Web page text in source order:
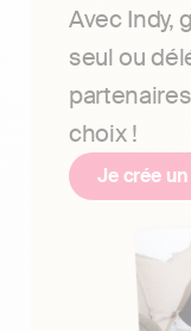
Avec Indy,
seul ou
choix !
Je crée